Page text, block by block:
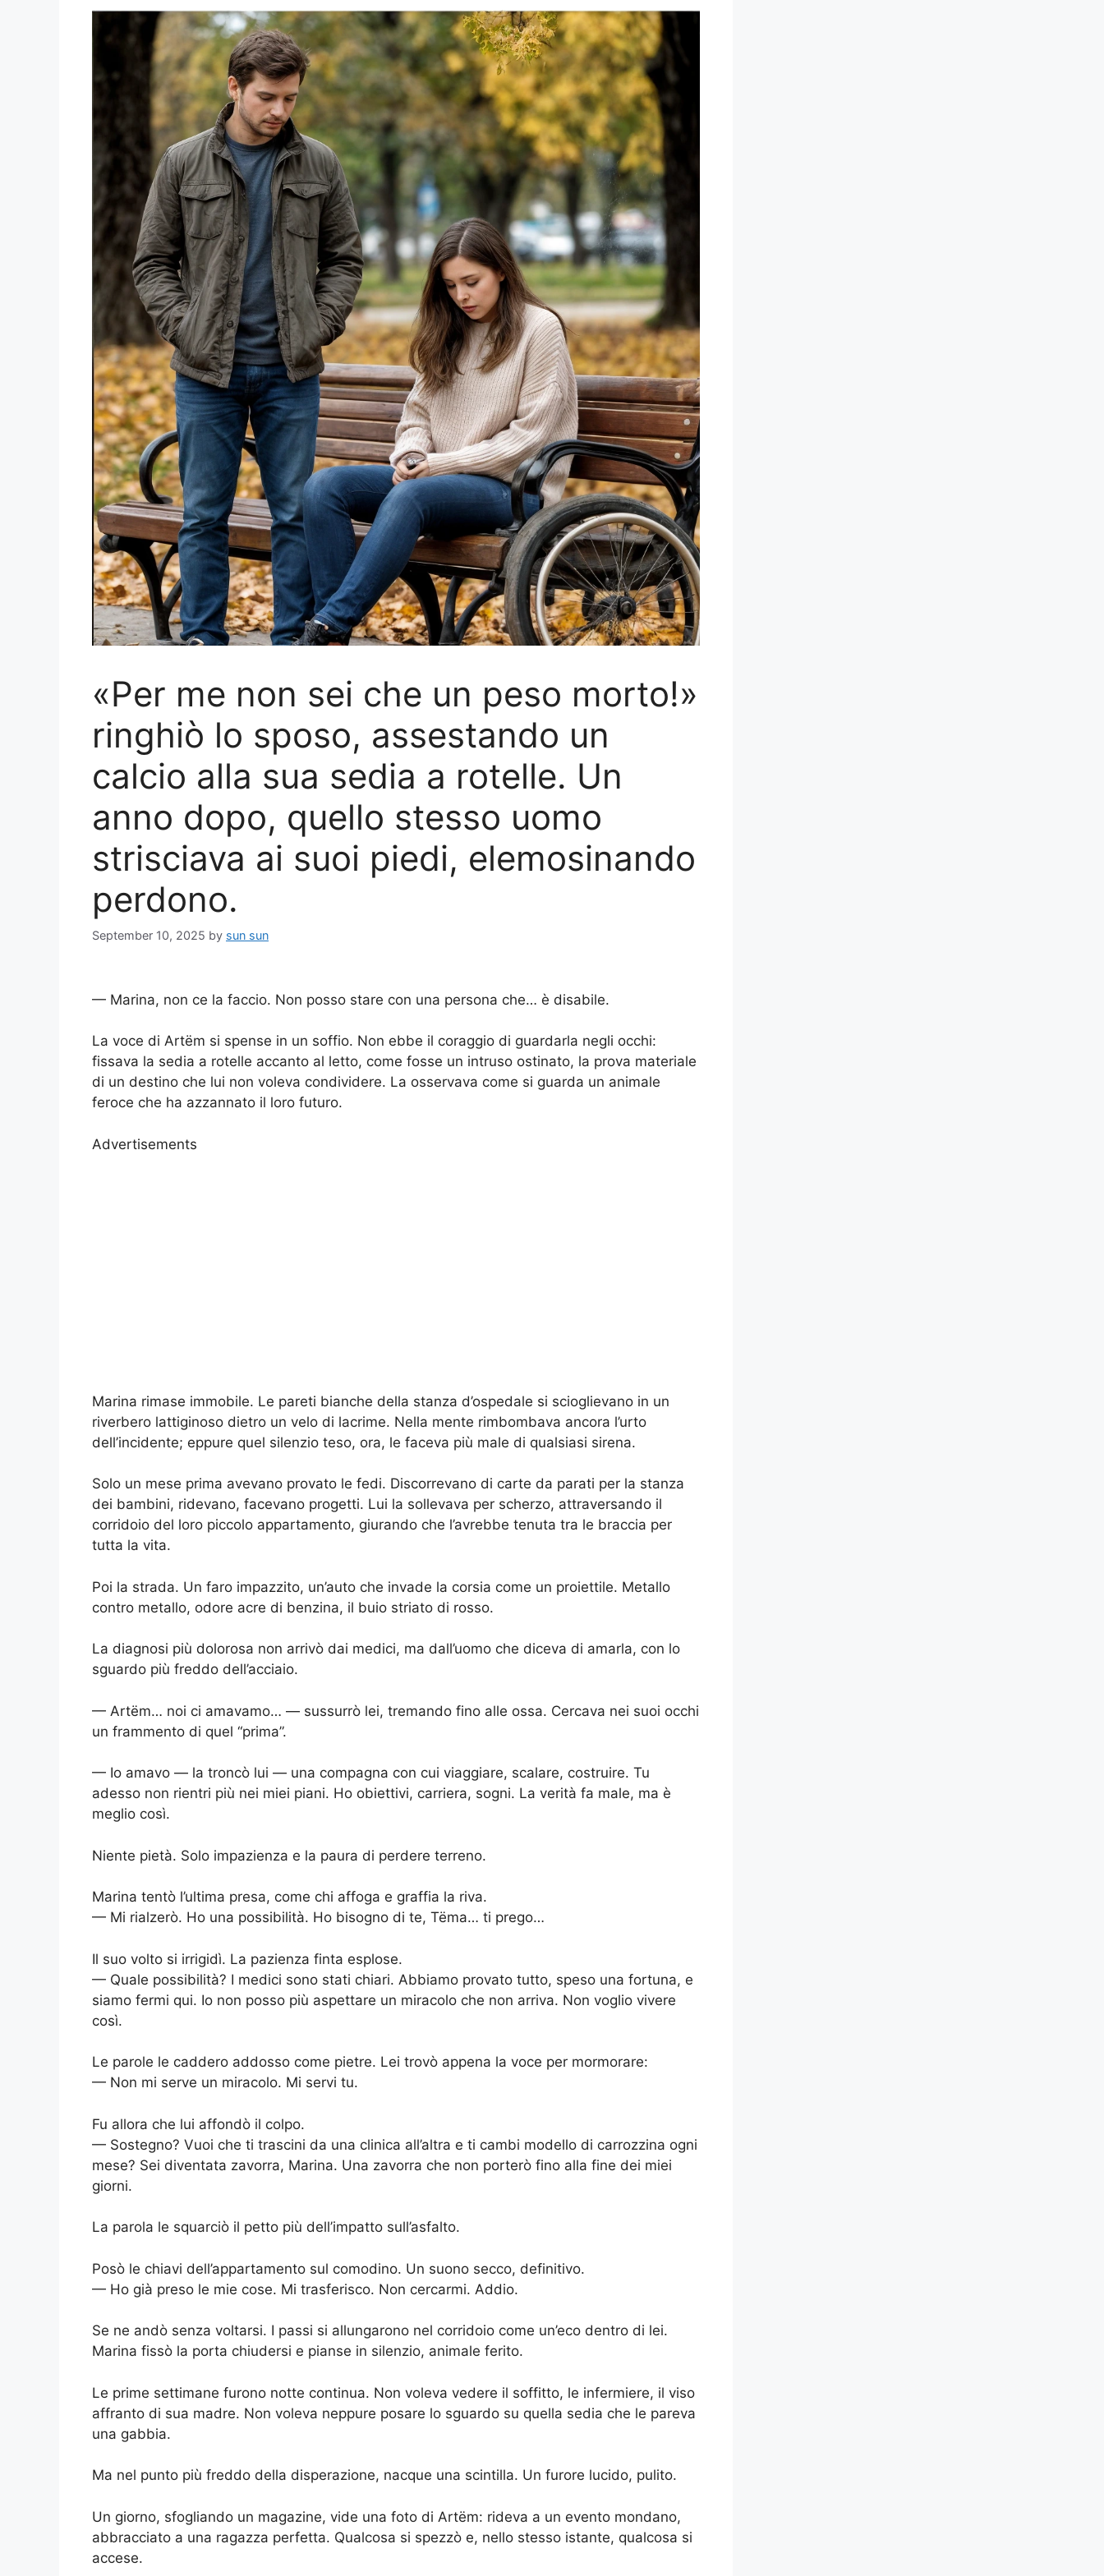
«Per me non sei che un peso morto!»
ringhiò lo sposo, assestando un
calcio alla sua sedia a rotelle. Un
anno dopo, quello stesso uomo
strisciava ai suoi piedi, elemosinando
perdono.
September 10, 2025 by sun sun
— Marina, non ce la faccio. Non posso stare con una persona che… è disabile.
La voce di Artëm si spense in un soffio. Non ebbe il coraggio di guardarla negli occhi:
fissava la sedia a rotelle accanto al letto, come fosse un intruso ostinato, la prova materiale
di un destino che lui non voleva condividere. La osservava come si guarda un animale
feroce che ha azzannato il loro futuro.
Advertisements
Marina rimase immobile. Le pareti bianche della stanza d’ospedale si scioglievano in un
riverbero lattiginoso dietro un velo di lacrime. Nella mente rimbombava ancora l’urto
dell’incidente; eppure quel silenzio teso, ora, le faceva più male di qualsiasi sirena.
Solo un mese prima avevano provato le fedi. Discorrevano di carte da parati per la stanza
dei bambini, ridevano, facevano progetti. Lui la sollevava per scherzo, attraversando il
corridoio del loro piccolo appartamento, giurando che l’avrebbe tenuta tra le braccia per
tutta la vita.
Poi la strada. Un faro impazzito, un’auto che invade la corsia come un proiettile. Metallo
contro metallo, odore acre di benzina, il buio striato di rosso.
La diagnosi più dolorosa non arrivò dai medici, ma dall’uomo che diceva di amarla, con lo
sguardo più freddo dell’acciaio.
— Artëm… noi ci amavamo… — sussurrò lei, tremando fino alle ossa. Cercava nei suoi occhi
un frammento di quel “prima”.
— Io amavo — la troncò lui — una compagna con cui viaggiare, scalare, costruire. Tu
adesso non rientri più nei miei piani. Ho obiettivi, carriera, sogni. La verità fa male, ma è
meglio così.
Niente pietà. Solo impazienza e la paura di perdere terreno.
Marina tentò l’ultima presa, come chi affoga e graffia la riva.
— Mi rialzerò. Ho una possibilità. Ho bisogno di te, Tëma… ti prego…
Il suo volto si irrigidì. La pazienza finta esplose.
— Quale possibilità? I medici sono stati chiari. Abbiamo provato tutto, speso una fortuna, e
siamo fermi qui. Io non posso più aspettare un miracolo che non arriva. Non voglio vivere
così.
Le parole le caddero addosso come pietre. Lei trovò appena la voce per mormorare:
— Non mi serve un miracolo. Mi servi tu.
Fu allora che lui affondò il colpo.
— Sostegno? Vuoi che ti trascini da una clinica all’altra e ti cambi modello di carrozzina ogni
mese? Sei diventata zavorra, Marina. Una zavorra che non porterò fino alla fine dei miei
giorni.
La parola le squarciò il petto più dell’impatto sull’asfalto.
Posò le chiavi dell’appartamento sul comodino. Un suono secco, definitivo.
— Ho già preso le mie cose. Mi trasferisco. Non cercarmi. Addio.
Se ne andò senza voltarsi. I passi si allungarono nel corridoio come un’eco dentro di lei.
Marina fissò la porta chiudersi e pianse in silenzio, animale ferito.
Le prime settimane furono notte continua. Non voleva vedere il soffitto, le infermiere, il viso
affranto di sua madre. Non voleva neppure posare lo sguardo su quella sedia che le pareva
una gabbia.
Ma nel punto più freddo della disperazione, nacque una scintilla. Un furore lucido, pulito.
Un giorno, sfogliando un magazine, vide una foto di Artëm: rideva a un evento mondano,
abbracciato a una ragazza perfetta. Qualcosa si spezzò e, nello stesso istante, qualcosa si
accese.